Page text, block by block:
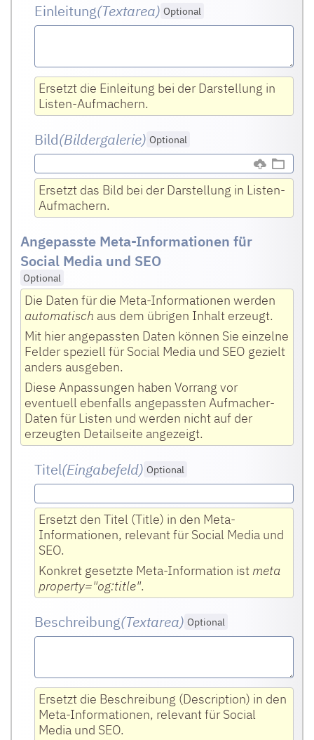
Einleitung(Textarea) Optional
Ersetzt die Einleitung bei der Darstellung in
Listen-Aufmachern.
Bild(Bildergalerie) Optional
Ersetzt das Bild bei der Darstellung in Listen-
Aufmachern.
Angepasste Meta-Informationen für
Social Media und SEO
Optional
Die Daten für die Meta-Informationen werden
automatisch aus dem übrigen Inhalt erzeugt.
Mit hier angepassten Daten können Sie einzelne
Felder speziell für Social Media und SEO gezielt
anders ausgeben.
Diese Anpassungen haben Vorrang vor
eventuell ebenfalls angepassten Aufmacher-
Daten für Listen und werden nicht auf der
erzeugten Detailseite angezeigt.
Titel(Eingabefeld) Optional
Ersetzt den Titel (Title) in den Meta-
Informationen, relevant für Social Media und
SEO.
Konkret gesetzte Meta-Information ist meta
property="og:title".
Beschreibung(Textarea) Optional
Ersetzt die Beschreibung (Description) in den
Meta-Informationen, relevant für Social
Media und SEO.